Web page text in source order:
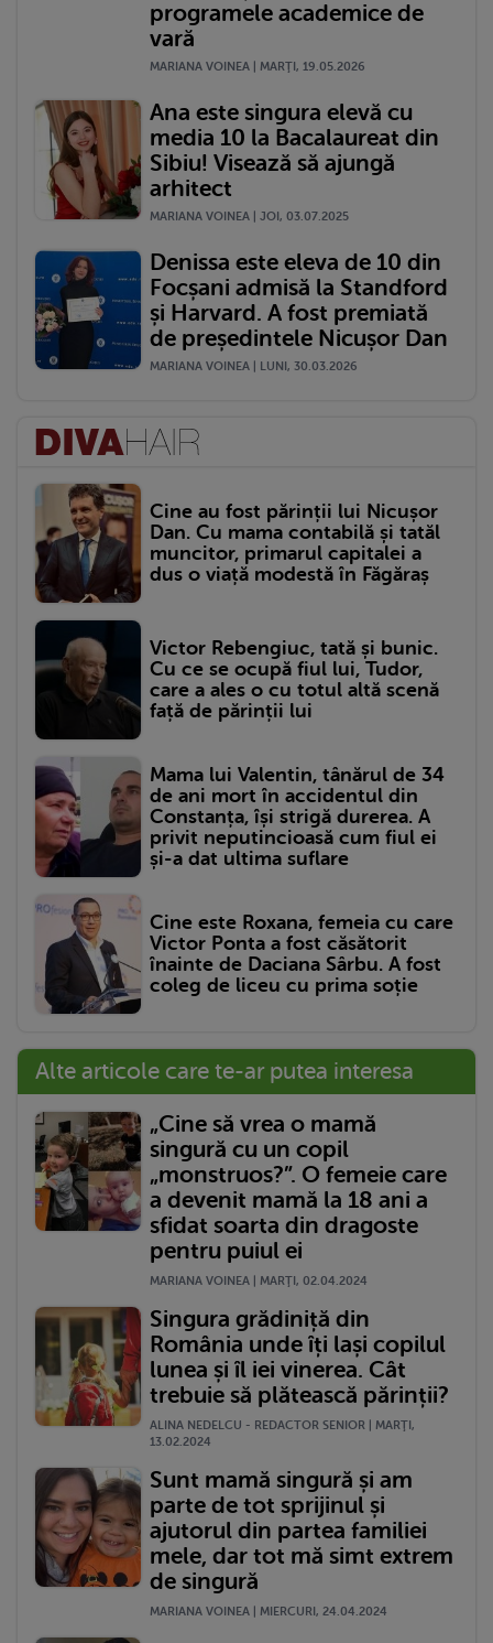
programele academice de
vară
MARIANA VOINEA | MARŢI, 19.05.2026
Ana este singura elevă cu
media 10 la Bacalaureat din
Sibiu! Visează să ajungă
arhitect
MARIANA VOINEA | JOI, 03.07.2025
Denissa este eleva de 10 din
Focșani admisă la Standford
și Harvard. A fost premiată
de președintele Nicușor Dan
MARIANA VOINEA | LUNI, 30.03.2026
Cine au fost părinții lui Nicușor
Dan. Cu mama contabilă și tatăl
muncitor, primarul capitalei a
dus o viață modestă în Făgăraș
Victor Rebengiuc, tată și bunic.
Cu ce se ocupă fiul lui, Tudor,
care a ales o cu totul altă scenă
față de părinții lui
Mama lui Valentin, tânărul de 34
de ani mort în accidentul din
Constanța, își strigă durerea. A
privit neputincioasă cum fiul ei
și-a dat ultima suflare
Cine este Roxana, femeia cu care
Victor Ponta a fost căsătorit
înainte de Daciana Sârbu. A fost
coleg de liceu cu prima soție
Alte articole care te-ar putea interesa
„Cine să vrea o mamă
singură cu un copil
„monstruos?”. O femeie care
a devenit mamă la 18 ani a
sfidat soarta din dragoste
pentru puiul ei
MARIANA VOINEA | MARŢI, 02.04.2024
Singura grădiniță din
România unde îți lași copilul
lunea și îl iei vinerea. Cât
trebuie să plătească părinții?
ALINA NEDELCU - REDACTOR SENIOR | MARŢI,
13.02.2024
Sunt mamă singură și am
parte de tot sprijinul și
ajutorul din partea familiei
mele, dar tot mă simt extrem
de singură
MARIANA VOINEA | MIERCURI, 24.04.2024